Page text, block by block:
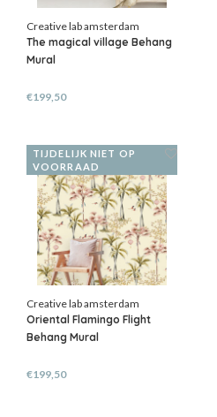
Creative lab amsterdam
The magical village Behang
Mural
€199,50
TIJDELIJK NIET OP
VOORRAAD
Creative lab amsterdam
Oriental Flamingo Flight
Behang Mural
€199,50